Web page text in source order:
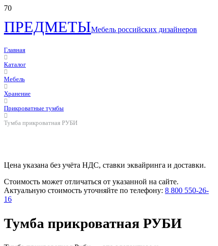
ПРЕДМЕТЫМебель российских дизайнеров
Главная
Каталог
Мебель
Хранение
Прикроватные тумбы
Тумба прикроватная РУБИ
Цена указана без учёта НДС, ставки эквайринга и доставки.
Стоимость может отличаться от указанной на сайте.
Актуальную стоимость уточняйте по телефону: 8 800 550-26-
16
Тумба прикроватная РУБИ